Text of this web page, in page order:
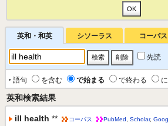
英和・和英 シソーラス コーパス
先読
‣ 語句 を含む で始まる で終わる
英和検索結果
ill health ** コーパス PubMed Scholar,